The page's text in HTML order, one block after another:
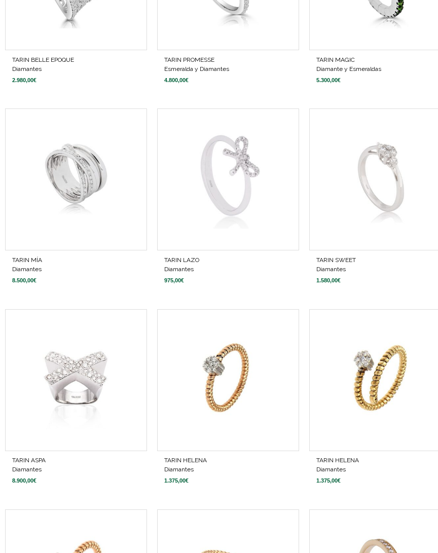
TARIN BELLE EPOQUE
Diamantes
2.980,00€
TARIN PROMESSE
Esmeralda y Diamantes
4.800,00€
TARIN MAGIC
Diamante y Esmeraldas
5.300,00€
TARIN MÍA
Diamantes
8.500,00€
TARIN LAZO
Diamantes
975,00€
TARIN SWEET
Diamantes
1.580,00€
TARIN ASPA
Diamantes
8.900,00€
TARIN HELENA
Diamantes
1.375,00€
TARIN HELENA
Diamantes
1.375,00€